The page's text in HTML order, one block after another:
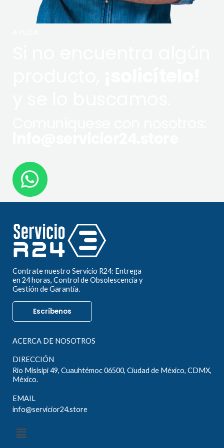
Contrate nuestro Servicio R24: Entrega
en 24 horas, Control de Obsolescencia y
Gestión de Garantía.
Escríbenos
ACERCA DE NOSOTROS
DIRECCIÓN
Rio Misisipi 49, Cuauhtémoc 06500, Ciudad de México, CDMX,
México.
EMAIL
info@servicior24.store
Menú